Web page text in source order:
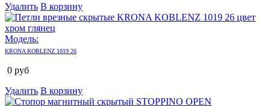
Удалить В корзину
Модель:
KRONA KOBLENZ 1019 26
0 руб
Удалить В корзину